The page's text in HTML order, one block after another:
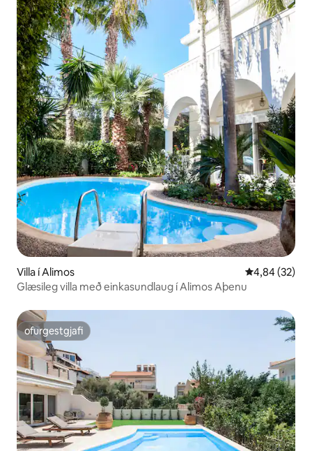
Villa í Alimos 4,84 af 5 í
4,84 (32)
Glæsileg villa með einkasundlaug í Alimos Aþenu
ofurgestgjafi
ofurgestgjafi